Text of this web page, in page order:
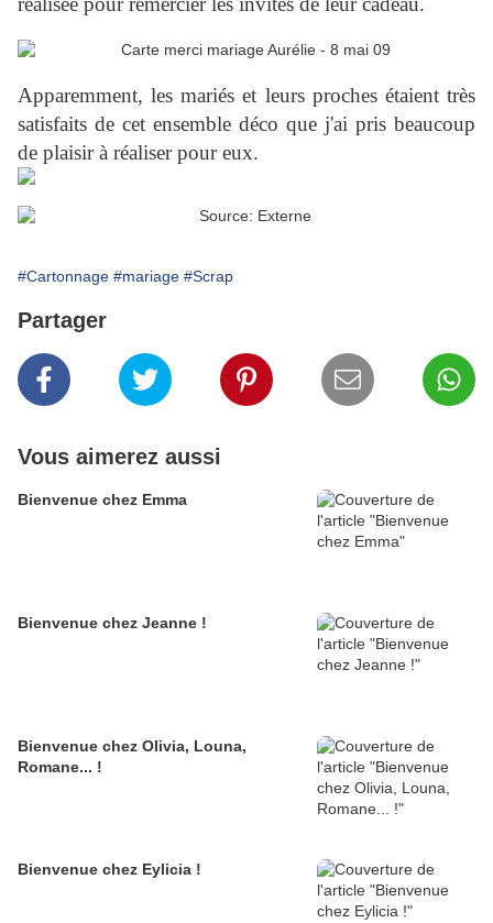
Apparemment, les mariés et leurs proches étaient très
satisfaits de cet ensemble déco que j'ai pris beaucoup
de plaisir à réaliser pour eux.
#Cartonnage #mariage #Scrap
Partager
Vous aimerez aussi
Bienvenue chez Emma
Bienvenue chez Jeanne !
Bienvenue chez Olivia, Louna,
Romane... !
Bienvenue chez Eylicia !